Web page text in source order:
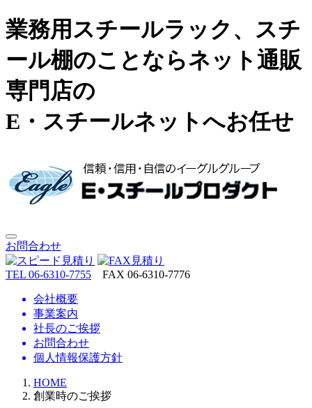
業務用スチールラック、スチ
ール棚のことならネット通販
専門店の
E・スチールネットへお任せ
お問合わせ
TEL 06-6310-7755 FAX 06-6310-7776
会社概要
事業案内
社長のご挨拶
お問合わせ
個人情報保護方針
HOME
創業時のご挨拶